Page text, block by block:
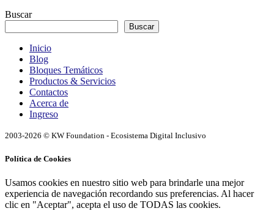
Buscar
Buscar
Inicio
Blog
Bloques Temáticos
Productos & Servicios
Contactos
Acerca de
Ingreso
2003-2026 © KW Foundation - Ecosistema Digital Inclusivo
Política de Cookies
Usamos cookies en nuestro sitio web para brindarle una mejor
experiencia de navegación recordando sus preferencias. Al hacer
clic en "Aceptar", acepta el uso de TODAS las cookies.